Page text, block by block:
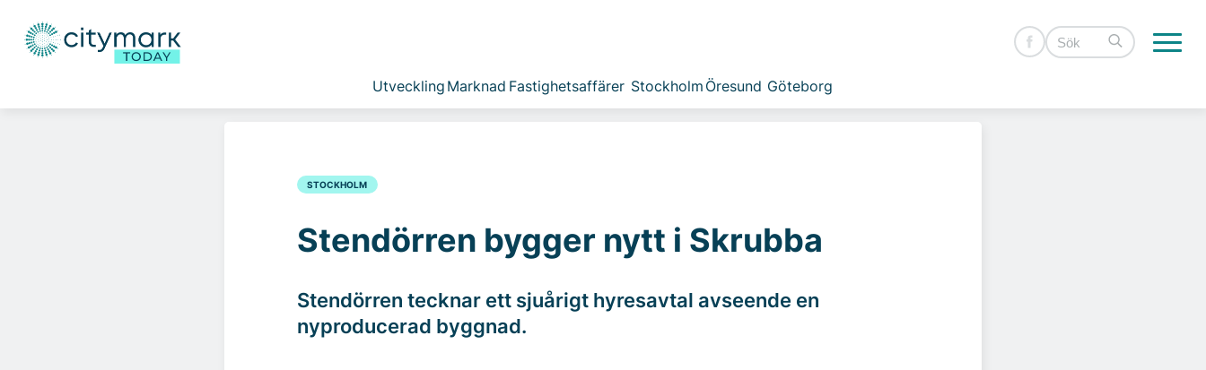
Utveckling Marknad Fastighetsaffärer Stockholm Öresund Göteborg
STOCKHOLM
Stendörren bygger nytt i Skrubba
Stendörren tecknar ett sjuårigt hyresavtal avseende en
nyproducerad byggnad.